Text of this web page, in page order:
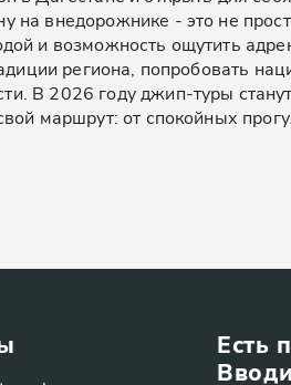
внедорожнике - это не
и возможность ощутить
региона, попробовать
В 2026 году джип-туры
маршрут: от спокойных
Есть